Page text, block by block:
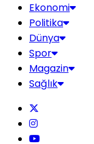
Ekonomi
Politika
Dünya
Spor
Magazin
Sağlık